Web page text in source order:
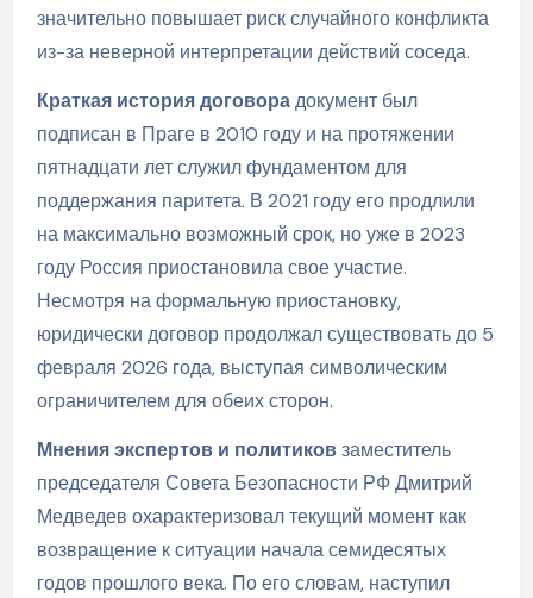
значительно повышает риск случайного конфликта
из-за неверной интерпретации действий соседа.
Краткая история договорадокумент был
подписан в Праге в 2010 году и на протяжении
пятнадцати лет служил фундаментом для
поддержания паритета. В 2021 году его продлили
на максимально возможный срок, но уже в 2023
году Россия приостановила свое участие.
Несмотря на формальную приостановку,
юридически договор продолжал существовать до 5
февраля 2026 года, выступая символическим
ограничителем для обеих сторон.
Мнения экспертов и политиковзаместитель
председателя Совета Безопасности РФ Дмитрий
Медведев охарактеризовал текущий момент как
возвращение к ситуации начала семидесятых
годов прошлого века. По его словам, наступил